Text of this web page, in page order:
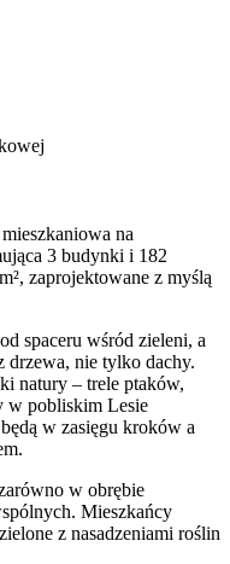
na
3 budynki i 182
zaprojektowane z myślą
spaceru wśród zieleni, a
drzewa, nie tylko dachy.
natury – trele ptaków,
w pobliskim Lesie
w zasięgu kroków a
w obrębie
Mieszkańcy
z nasadzeniami roślin